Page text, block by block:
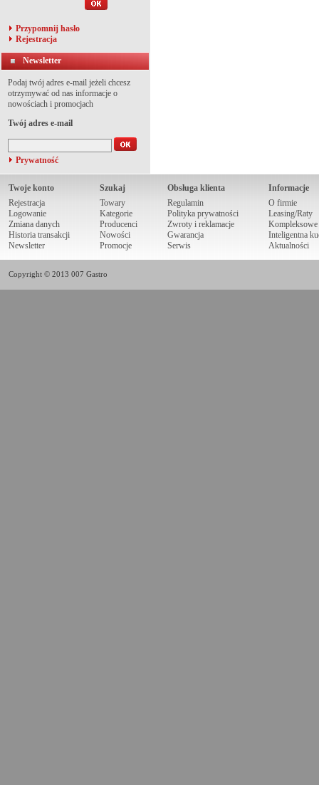
Przypomnij hasło
Rejestracja
Newsletter
Podaj twój adres e-mail jeżeli chcesz
otrzymywać od nas informacje o
nowościach i promocjach
Twój adres e-mail
Prywatność
Twoje konto
Rejestracja
Logowanie
Zmiana danych
Historia transakcji
Newsletter
Szukaj
Towary
Kategorie
Producenci
Nowości
Promocje
Obsługa klienta
Regulamin
Polityka prywatności
Zwroty i reklamacje
Gwarancja
Serwis
Informacje
O firmie
Leasing/Raty
Kompleksowe
Inteligentna
Aktualności
Copyright © 2013 007 Gastro